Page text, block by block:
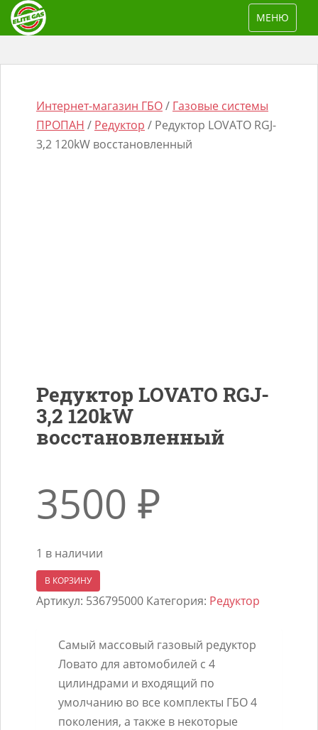
p
TOGGLE
МЕНЮ
Интернет-магазин ГБО/ Газовые системы
ПРОПАН / Редуктор / Редуктор LOVATO RGJ-
3,2 120kW восстановленный
Редуктор LOVATO RGJ-
3,2 120kW
восстановленный
3500 ₽
1 в наличии
Количество
товара
120kW
восстановленный
В КОРЗИНУ
Артикул: 536795000 Категория: Редуктор
Самый массовый газовый редуктор
Ловато для автомобилей с 4
цилиндрами и входящий по
умолчанию во все комплекты ГБО 4
поколения, а также в некоторые